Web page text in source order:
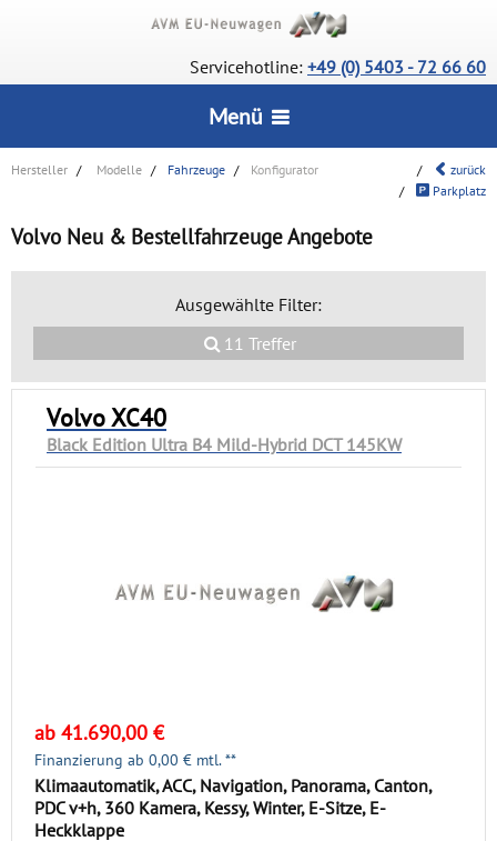
Servicehotline: +49 (0) 5403 - 72 66 60
Menü
STARTSEITE
CarConfigurator
Deutsche Neuwagen
Wie bestelle ich?
Vorteile
Lieferstatus
INFORMATIONEN
Wir über uns
AGB
KONTAKT
HÄNDLERBEREICH
Hersteller Modelle Fahrzeuge Konfigurator
zurück
Parkplatz
Volvo Neu & Bestellfahrzeuge Angebote
Ausgewählte Filter:
11 Treffer
Volvo XC40
Black Edition Ultra B4 Mild-Hybrid DCT 145KW
ab 41.690,00 €
Finanzierung ab 0,00 € mtl. **
Klimaautomatik, ACC, Navigation, Panorama, Canton,
PDC v+h, 360 Kamera, Kessy, Winter, E-Sitze, E-
Heckklappe